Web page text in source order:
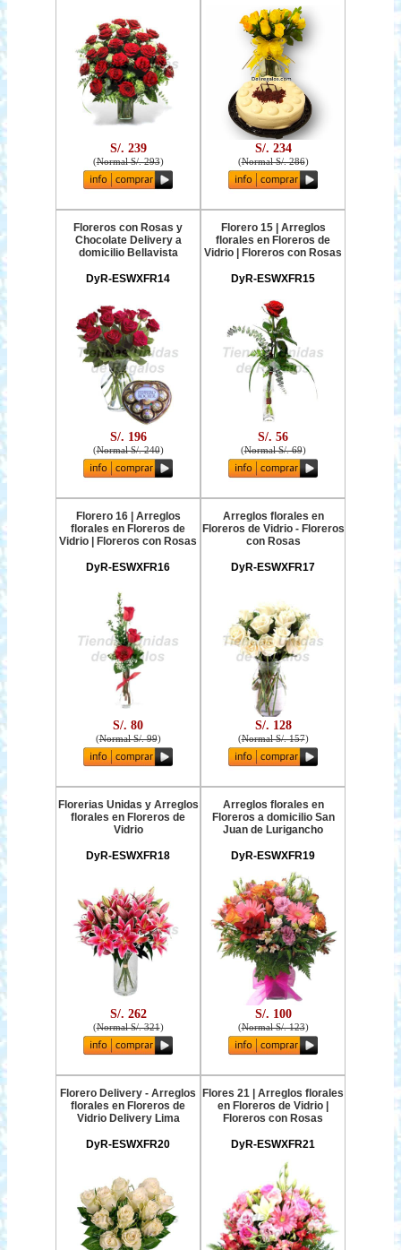
S/. 239
(Normal S/. 293)
S/. 234
(Normal S/. 286)
Floreros con Rosas y
Chocolate Delivery a
domicilio Bellavista
DyR-ESWXFR14
S/. 196
(Normal S/. 240)
Florero 15 | Arreglos
florales en Floreros de
Vidrio | Floreros con Rosas
DyR-ESWXFR15
S/. 56
(Normal S/. 69)
Florero 16 | Arreglos
florales en Floreros de
Vidrio | Floreros con Rosas
DyR-ESWXFR16
S/. 80
(Normal S/. 99)
Arreglos florales en
Floreros de Vidrio - Floreros
con Rosas
DyR-ESWXFR17
S/. 128
(Normal S/. 157)
Florerias Unidas y Arreglos
florales en Floreros de
Vidrio
DyR-ESWXFR18
S/. 262
(Normal S/. 321)
Arreglos florales en
Floreros a domicilio San
Juan de Lurigancho
DyR-ESWXFR19
S/. 100
(Normal S/. 123)
Florero Delivery - Arreglos
florales en Floreros de
Vidrio Delivery Lima
DyR-ESWXFR20
Flores 21 | Arreglos florales
en Floreros de Vidrio |
Floreros con Rosas
DyR-ESWXFR21